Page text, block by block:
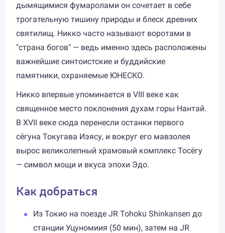
дымящимися фумаролами он сочетает в себе
трогательную тишину природы и блеск древних
святилищ. Никко часто называют воротами в
"страна богов" — ведь именно здесь расположены
важнейшие синтоистские и буддийские
памятники, охраняемые ЮНЕСКО.
Никко впервые упоминается в VIII веке как
священное место поклонения духам горы Нантай.
В XVII веке сюда перенесли останки первого
сёгуна Токугава Иэясу, и вокруг его мавзолея
вырос великолепный храмовый комплекс Тосёгу
— символ мощи и вкуса эпохи Эдо.
Как добраться
Из Токио на поезде JR Tohoku Shinkansen до
станции Уцуномиия (50 мин), затем на JR